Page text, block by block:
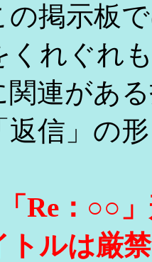
掲示板で
くれぐれ
関連があ
返信」の
Re：○○
トルは厳